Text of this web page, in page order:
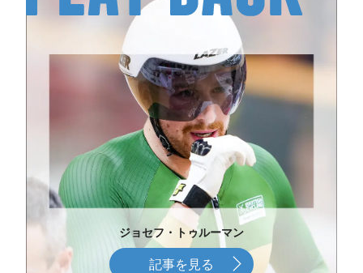
ジョセフ・トゥルーマン
記事を見る